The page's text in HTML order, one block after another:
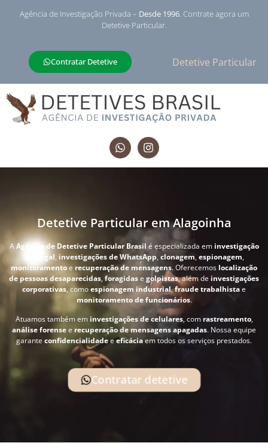
Agência de Investigação Privada – Desde 1996. Contrate agora um
Detetive Particular.
Contratar Detetive Detetive Particular
Detetive Particular em Alagoinha
AAgência de Detetive Particular Brasil é especializada em investigação
conjugal, investigações de WhatsApp, clonagem,espionagem,
monitoramentoe recuperação de mensagens. Oferecemos localização
de pessoas desaparecidas, foragidase golpistas, além de investigações
corporativas, comoespionagem industrial,fraude trabalhistae
monitoramento de funcionários.
Atuamos também em investigações de celulares, com rastreamento,
análise forensee recuperação de mensagens apagadas. Nossa equipe
garante confidencialidadeeeficáciaem todos os serviços prestados.
Contratar detetive